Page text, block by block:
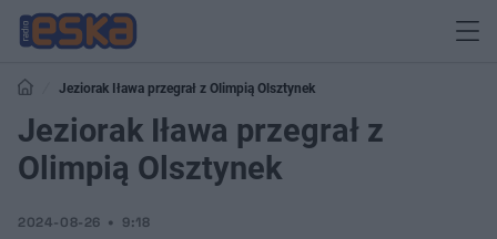
Jeziorak Iława przegrał z Olimpią Olsztynek
Jeziorak Iława przegrał z
Olimpią Olsztynek
2024-08-26 9:18